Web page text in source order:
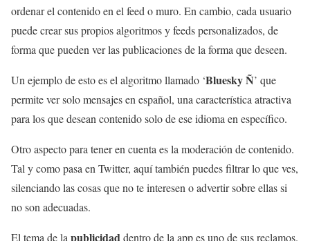
ordenar el contenido en el feed o muro. En cambio, cada usuario
puede crear sus propios algoritmos y feeds personalizados, de
forma que pueden ver las publicaciones de la forma que deseen.
Un ejemplo de esto es el algoritmo llamado ‘Bluesky Ñ’ que
permite ver solo mensajes en español, una característica atractiva
para los que desean contenido solo de ese idioma en específico.
Otro aspecto para tener en cuenta es la moderación de contenido.
Tal y como pasa en Twitter, aquí también puedes filtrar lo que ves,
silenciando las cosas que no te interesen o advertir sobre ellas si
no son adecuadas.
El tema de la publicidaddentro de la app es uno de sus reclamos.